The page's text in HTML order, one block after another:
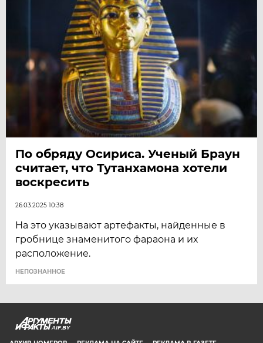
По обряду Осириса. Ученый Браун
считает, что Тутанхамона хотели
воскресить
26.03.2025 10:38
На это указывают артефакты, найденные в
гробнице знаменитого фараона и их
расположение.
НЕПОЗНАННОЕ
AIF.BY